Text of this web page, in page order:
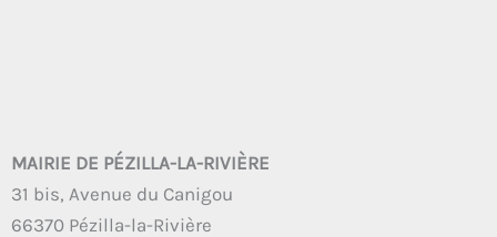
MAIRIE DE PÉZILLA-LA-RIVIÈRE
31 bis, Avenue du Canigou
66370 Pézilla-la-Rivière